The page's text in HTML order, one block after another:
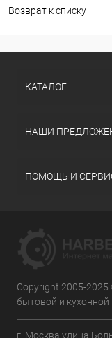
Возврат к списку
КАТАЛОГ
НАШИ
ПОМОЩЬ И
Copyright 2005-2025
бытовой и кухонной
г. Москва улица